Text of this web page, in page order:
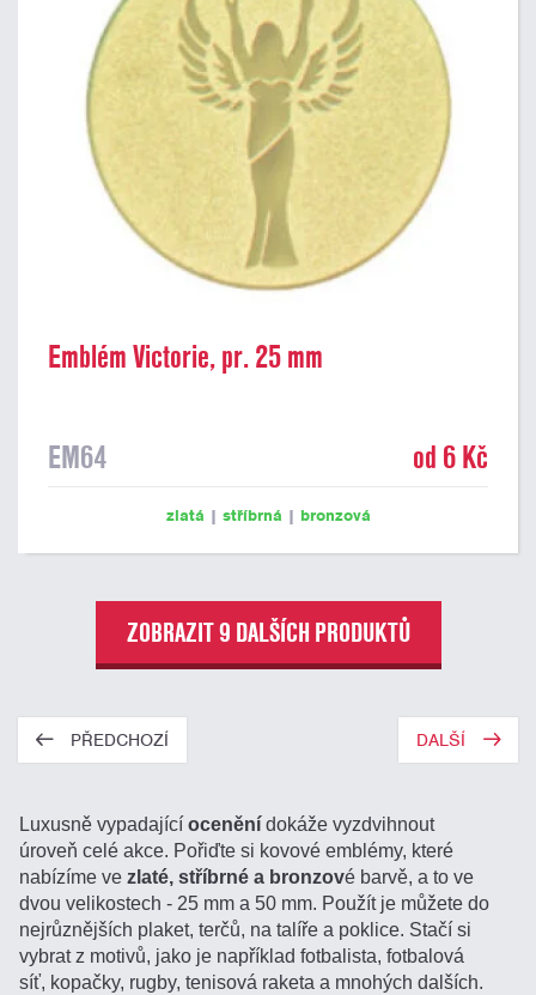
Emblém Victorie, pr. 25 mm
EM64 od 6 Kč
zlatá | stříbrná | bronzová
ZOBRAZIT 9 DALŠÍCH PRODUKTŮ
PŘEDCHOZÍ DALŠÍ
Luxusně vypadajícíoceněnídokáže vyzdvihnout
úroveň celé akce. Pořiďte si kovové emblémy, které
nabízíme vezlaté, stříbrné a bronzové barvě, a to ve
dvou velikostech - 25 mm a 50 mm. Použít je můžete do
nejrůznějších plaket, terčů, na talíře a poklice. Stačí si
vybrat z motivů, jako je například fotbalista, fotbalová
síť, kopačky, rugby, tenisová raketa a mnohých dalších.